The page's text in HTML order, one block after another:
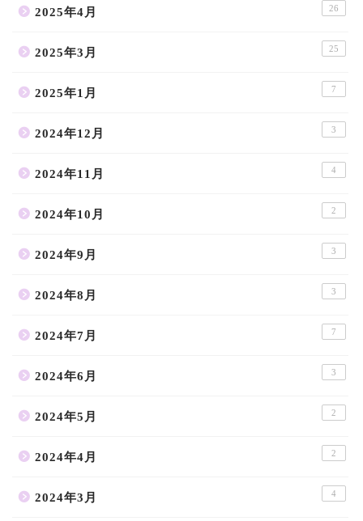
2025年4月 26
2025年3月 25
2025年1月 7
2024年12月 3
2024年11月 4
2024年10月 2
2024年9月 3
2024年8月 3
2024年7月 7
2024年6月 3
2024年5月 2
2024年4月 2
2024年3月 4